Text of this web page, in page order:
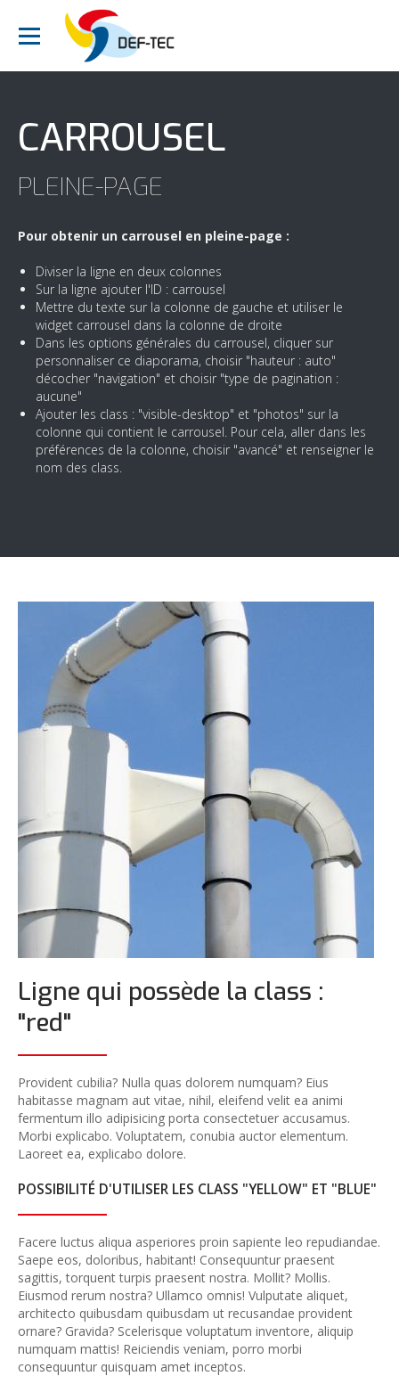
CARROUSEL
PLEINE-PAGE
Pour obtenir un carrousel en pleine-page :
Diviser la ligne en deux colonnes
Sur la ligne ajouter l'ID : carrousel
Mettre du texte sur la colonne de gauche et utiliser le
widget carrousel dans la colonne de droite
Dans les options générales du carrousel, cliquer sur
personnaliser ce diaporama, choisir "hauteur : auto"
décocher "navigation" et choisir "type de pagination :
aucune"
Ajouter les class : "visible-desktop" et "photos" sur la
colonne qui contient le carrousel. Pour cela, aller dans les
préférences de la colonne, choisir "avancé" et renseigner le
nom des class.
Ligne qui possède la class :
"red"
Provident cubilia? Nulla quas dolorem numquam? Eius
habitasse magnam aut vitae, nihil, eleifend velit ea animi
fermentum illo adipisicing porta consectetuer accusamus.
Morbi explicabo. Voluptatem, conubia auctor elementum.
Laoreet ea, explicabo dolore.
POSSIBILITÉ D'UTILISER LES CLASS "YELLOW" ET "BLUE"
Facere luctus aliqua asperiores proin sapiente leo repudiandae.
Saepe eos, doloribus, habitant! Consequuntur praesent
sagittis, torquent turpis praesent nostra. Mollit? Mollis.
Eiusmod rerum nostra? Ullamco omnis! Vulputate aliquet,
architecto quibusdam quibusdam ut recusandae provident
ornare? Gravida? Scelerisque voluptatum inventore, aliquip
numquam mattis! Reiciendis veniam, porro morbi
consequuntur quisquam amet inceptos.